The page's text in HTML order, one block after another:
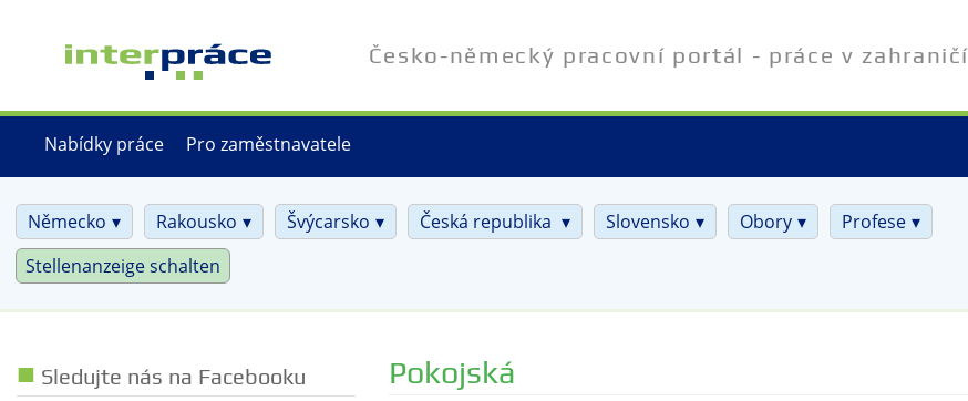
hlavnímu
Česko-německý pracovní portál - práce v zahraničí
Nabídky práce Pro zaměstnavatele
Německo Rakousko Švýcarsko Česká republika Slovensko Obory
Profese
Stellenanzeige schalten
Sledujte nás na Facebooku Pokojská